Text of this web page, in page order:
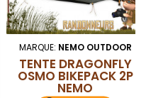
MARQUE: NEMO OUTDOOR
TENTE DRAGONFLY
OSMO BIKEPACK 2P
NEMO